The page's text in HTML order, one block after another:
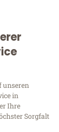
unseren
in
Ihre
Sorgfalt